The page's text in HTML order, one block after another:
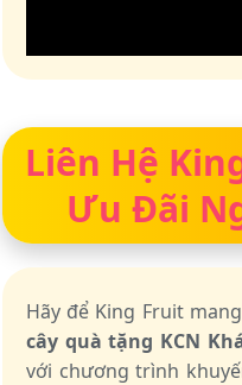
Liên Hệ
Ưu Đãi
Hãy để King Fruit
cây quà tặng KCN
với chương trình